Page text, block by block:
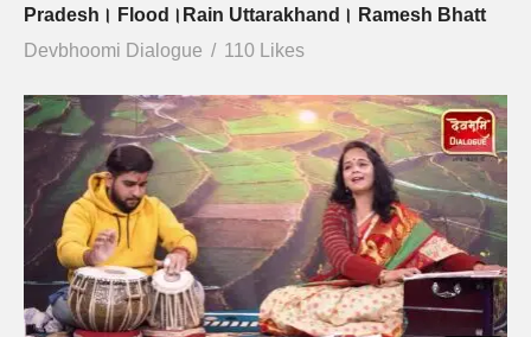
Pradesh। Flood।Rain Uttarakhand। Ramesh Bhatt
Devbhoomi Dialogue
110 Likes